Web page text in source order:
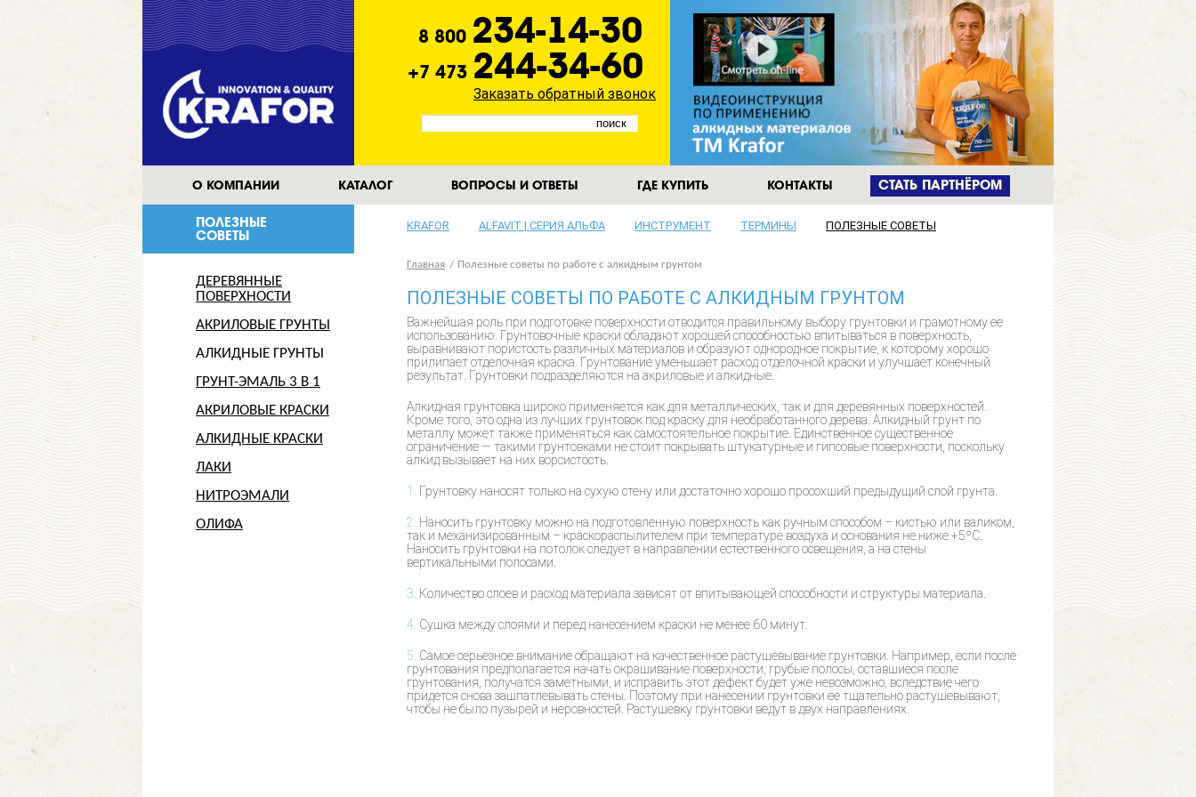
8 800 234-14-30
+7 473 244-34-60
Заказать обратный звонок
О КОМПАНИИ КАТАЛОГ ВОПРОСЫ И ОТВЕТЫ ГДЕ КУПИТЬ КОНТАКТЫ CТАТЬ ПАРТНЁРОМ
ПОЛЕЗНЫЕ
СОВЕТЫ
ДЕРЕВЯННЫЕ
ПОВЕРХНОСТИ
АКРИЛОВЫЕ ГРУНТЫ
АЛКИДНЫЕ ГРУНТЫ
ГРУНТ-ЭМАЛЬ 3 В 1
АКРИЛОВЫЕ КРАСКИ
АЛКИДНЫЕ КРАСКИ
ЛАКИ
НИТРОЭМАЛИ
ОЛИФА
KRAFOR ALFAVIT | СЕРИЯ АЛЬФА ИНСТРУМЕНТ ТЕРМИНЫ ПОЛЕЗНЫЕ СОВЕТЫ
Главная Полезные советы по работе с алкидным грунтом
ПОЛЕЗНЫЕ СОВЕТЫ ПО РАБОТЕ С АЛКИДНЫМ ГРУНТОМ
Важнейшая роль при подготовке поверхности отводится правильному выбору грунтовки и грамотному ее
использованию. Грунтовочные краски обладают хорошей способностью впитываться в поверхность,
выравнивают пористость различных материалов и образуют однородное покрытие, к которому хорошо
прилипает отделочная краска. Грунтование уменьшает расход отделочной краски и улучшает конечный
результат. Грунтовки подразделяются на акриловые и алкидные.
Алкидная грунтовка широко применяется как для металлических, так и для деревянных поверхностей.
Кроме того, это одна из лучших грунтовок под краску для необработанного дерева. Алкидный грунт по
металлу может также применяться как самостоятельное покрытие. Единственное существенное
ограничение — такими грунтовками не стоит покрывать штукатурные и гипсовые поверхности, поскольку
алкид вызывает на них ворсистость.
1. Грунтовку наносят только на сухую стену или достаточно хорошо просохший предыдущий слой грунта.
2. Наносить грунтовку можно на подготовленную поверхность как ручным способом – кистью или валиком,
так и механизированным – краскораспылителем при температуре воздуха и основания не ниже +5ºС.
Наносить грунтовки на потолок следует в направлении естественного освещения, а на стены
вертикальными полосами.
3. Количество слоев и расход материала зависят от впитывающей способности и структуры материала.
4. Сушка между слоями и перед нанесением краски не менее 60 минут.
5. Самое серьезное внимание обращают на качественное растушевывание грунтовки. Например, если после
грунтования предполагается начать окрашивание поверхности, грубые полосы, оставшиеся после
грунтования, получатся заметными, и исправить этот дефект будет уже невозможно, вследствие чего
придется снова зашпатлевывать стены. Поэтому при нанесении грунтовки ее тщательно растушевывают,
чтобы не было пузырей и неровностей. Растушевку грунтовки ведут в двух направлениях.